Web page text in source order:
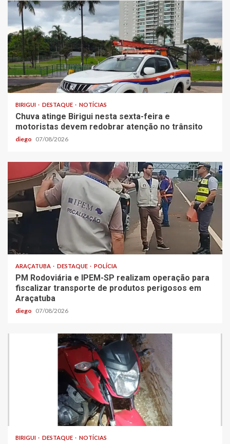
BIRIGUI DESTAQUE NOTÍCIAS
Chuva atinge Birigui nesta sexta-feira e
motoristas devem redobrar atenção no trânsito
diego 07/08/2026
ARAÇATUBA DESTAQUE POLÍCIA
PM Rodoviária e IPEM-SP realizam operação para
fiscalizar transporte de produtos perigosos em
Araçatuba
diego 07/08/2026
BIRIGUI DESTAQUE NOTÍCIAS